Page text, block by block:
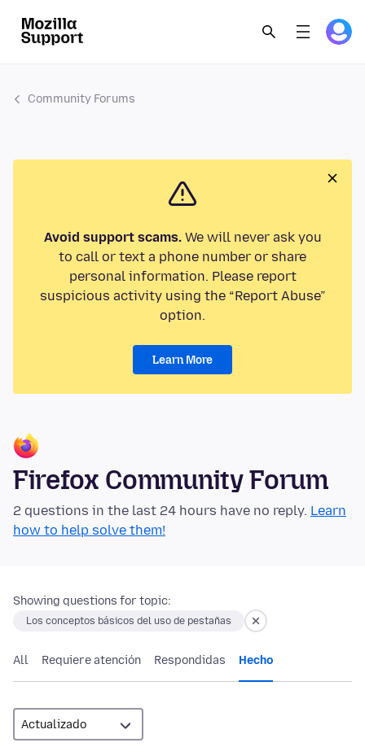
Community Forums
Avoid support scams.We will never ask you
to call or text a phone number or share
personal information. Please report
suspicious activity using the “Report Abuse”
option.
Learn More
Firefox Community Forum
2 questions in the last 24 hours have no reply. Learn
how to help solve them!
Showing questions for topic:
Los conceptos básicos del uso de pestañas
All Requiere atención Respondidas Hecho